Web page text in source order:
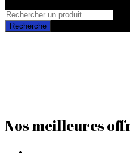
Recherche
Nos meilleures